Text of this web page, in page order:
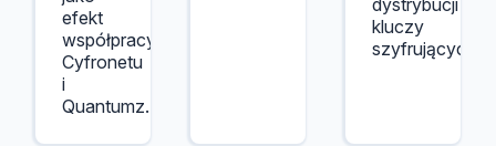
efekt
współpracy
Cyfronetu
i
Quantumz.
dystrybucji
kluczy
szyfrujących.